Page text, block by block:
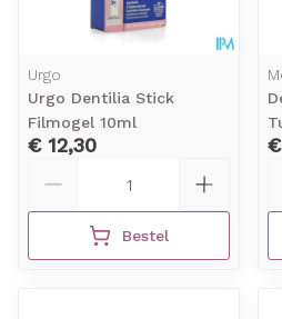
Urgo
Urgo Dentilia Stick
Filmogel 10ml
€ 12,30
Bestel